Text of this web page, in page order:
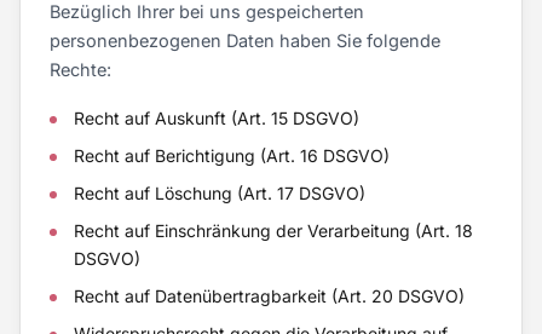
Bezüglich Ihrer bei uns gespeicherten
personenbezogenen Daten haben Sie folgende
Rechte:
Recht auf Auskunft (Art. 15 DSGVO)
Recht auf Berichtigung (Art. 16 DSGVO)
Recht auf Löschung (Art. 17 DSGVO)
Recht auf Einschränkung der Verarbeitung (Art. 18
DSGVO)
Recht auf Datenübertragbarkeit (Art. 20 DSGVO)